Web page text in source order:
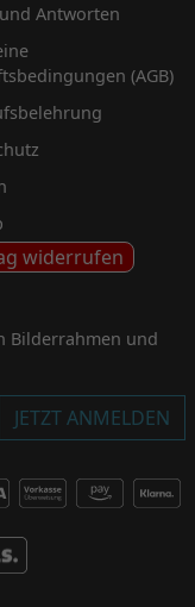
Antworten
(AGB)
widerrufen
Bilderrahmen und
JETZT ANMELDEN